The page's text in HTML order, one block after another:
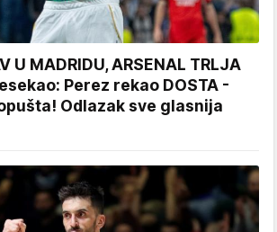
U MADRIDU, ARSENAL TRLJA
Perez rekao DOSTA -
Odlazak sve glasnija